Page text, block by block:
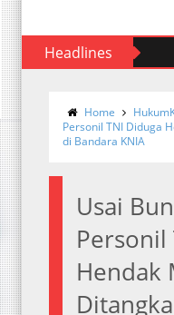
Headlines
Home
Personil TNI Diduga
di Bandara KNIA
Usai
Personil
Hendak